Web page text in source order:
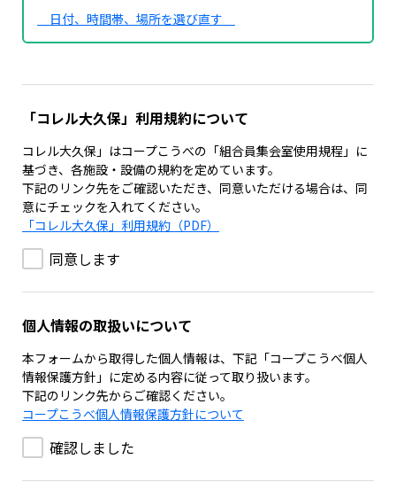
日付、時間帯、場所を選び直す
「コレル大久保」利用規約について
コレル大久保」はコープこうべの「組合員集会室使用規程」に
基づき、各施設・設備の規約を定めています。
下記のリンク先をご確認いただき、同意いただける場合は、同
意にチェックを入れてください。
「コレル大久保」利用規約（PDF）
同意します
個人情報の取扱いについて
本フォームから取得した個人情報は、下記「コープこうべ個人
情報保護方針」に定める内容に従って取り扱います。
下記のリンク先からご確認ください。
コープこうべ個人情報保護方針について
確認しました